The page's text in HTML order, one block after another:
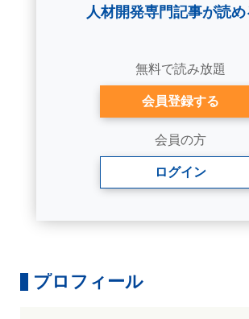
人材開発専門記事が読め
無料で読み放題
会員登録する
会員の方
ログイン
プロフィール